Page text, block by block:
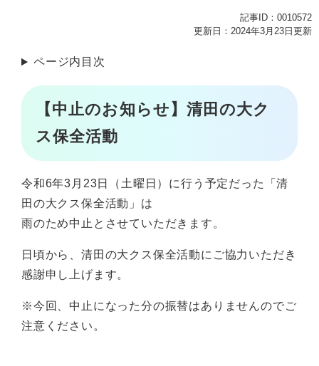
記事ID：0010572
更新日：2024年3月23日更新
ページ内目次
【中止のお知らせ】清田の大ク
ス保全活動
令和6年3月23日（土曜日）に行う予定だった「清
田の大クス保全活動」は
雨のため中止とさせていただきます。
日頃から、清田の大クス保全活動にご協力いただき
感謝申し上げます。
※今回、中止になった分の振替はありませんのでご
注意ください。